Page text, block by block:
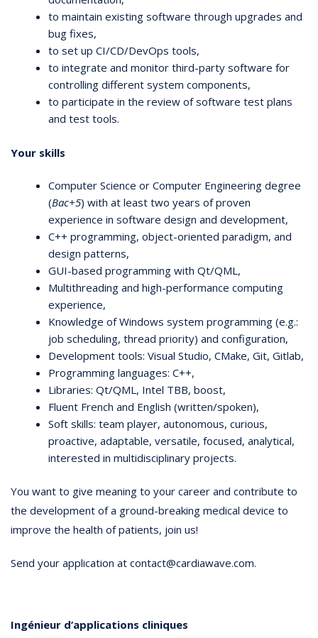
to maintain existing software through upgrades and
bug fixes,
to set up CI/CD/DevOps tools,
to integrate and monitor third-party software for
controlling different system components,
to participate in the review of software test plans
and test tools.
Your skills
Computer Science or Computer Engineering degree
(Bac+5) with at least two years of proven
experience in software design and development,
C++ programming, object-oriented paradigm, and
design patterns,
GUI-based programming with Qt/QML,
Multithreading and high-performance computing
experience,
Knowledge of Windows system programming (e.g.:
job scheduling, thread priority) and configuration,
Development tools: Visual Studio, CMake, Git, Gitlab,
Programming languages: C++,
Libraries: Qt/QML, Intel TBB, boost,
Fluent French and English (written/spoken),
Soft skills: team player, autonomous, curious,
proactive, adaptable, versatile, focused, analytical,
interested in multidisciplinary projects.
You want to give meaning to your career and contribute to
the development of a ground-breaking medical device to
improve the health of patients, join us!
Send your application at contact@cardiawave.com.
Ingénieur d’applications cliniques